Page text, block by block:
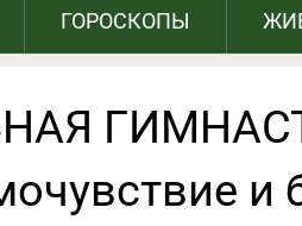
ГОРОСКОПЫ
и